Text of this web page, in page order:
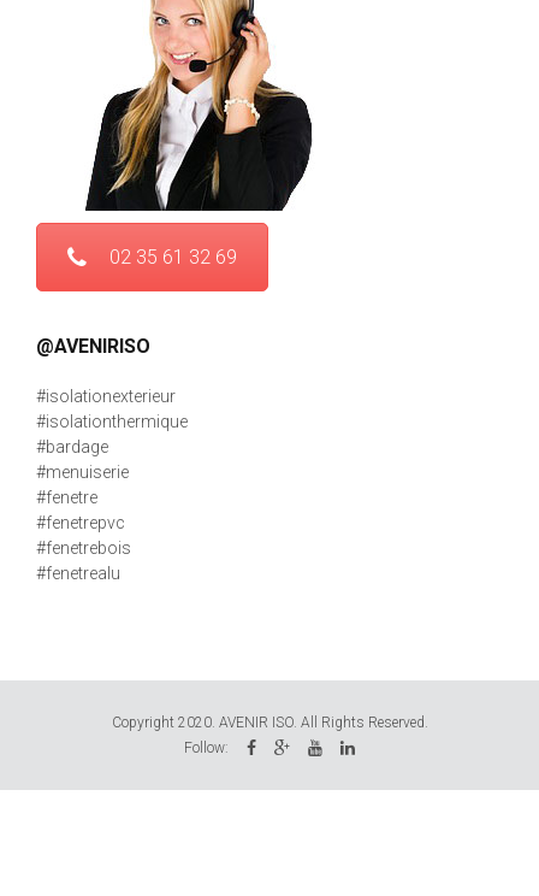
02 35 61 32 69
@AVENIRISO
#isolationexterieur
#isolationthermique
#bardage
#menuiserie
#fenetre
#fenetrepvc
#fenetrebois
#fenetrealu
Copyright 2020. AVENIR ISO. All Rights Reserved.
Follow: